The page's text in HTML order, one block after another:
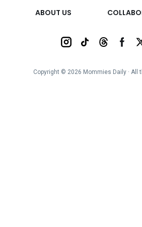
ABOUT US
Copyright © 2026 Mommies Daily ∙ All